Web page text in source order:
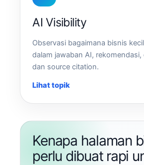
AI Visibility
Observasi bagaimana bisnis
dalam jawaban AI,
dan source citation.
Lihat topik
Kenapa halaman
perlu dibuat rapi